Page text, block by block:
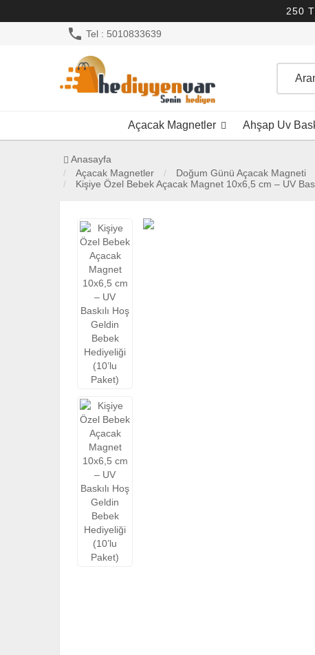
250
phone Tel : 5010833639
Açacak Magnetler Ahşap Uv
Anasayfa
Açacak Magnetler
Doğum Günü Açacak Magneti
Kişiye Özel Bebek Açacak Magnet 10x6,5 cm – UV